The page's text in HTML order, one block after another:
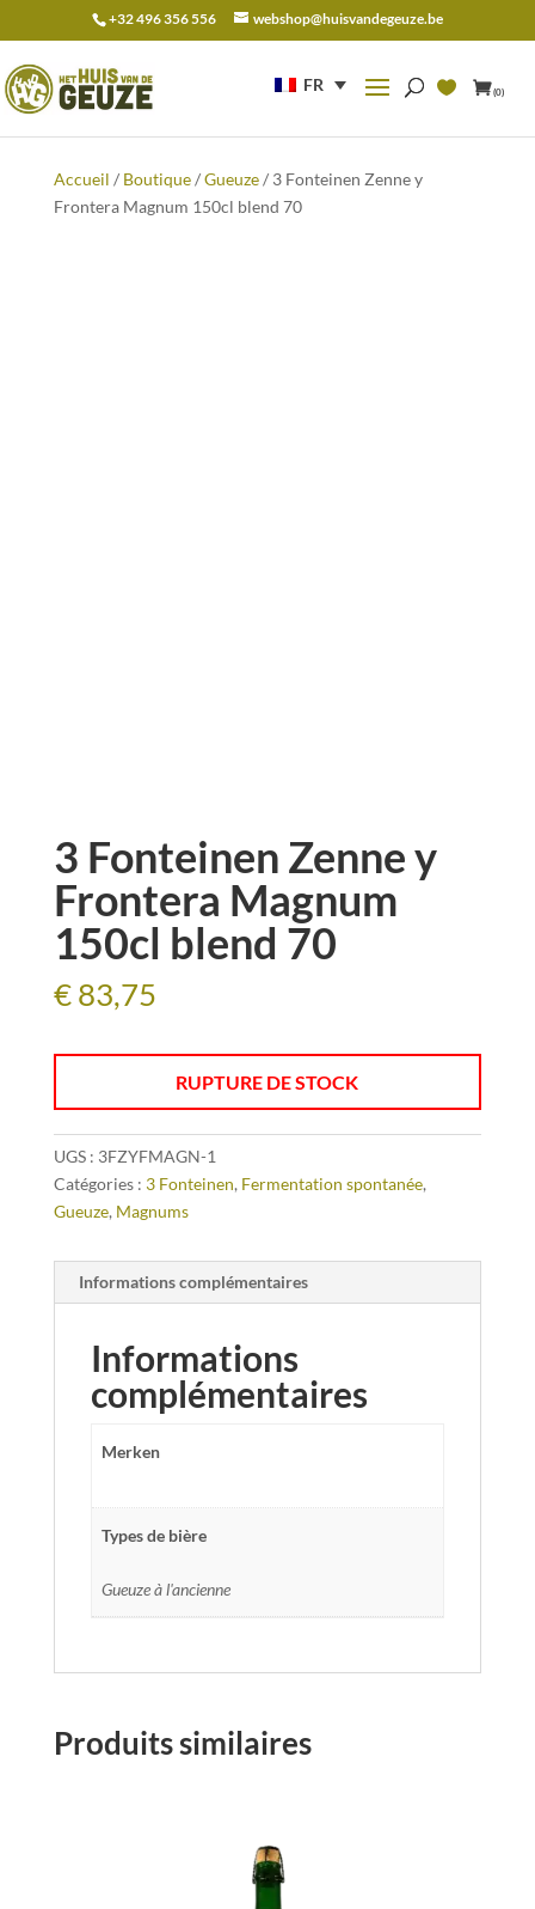
+32 496 356 556 webshop@huisvandegeuze.be
FR (0)
pour :
Accueil / Boutique/Gueuze/ 3 Fonteinen Zenne y
Frontera Magnum 150cl blend 70
3 Fonteinen Zenne y
Frontera Magnum
150cl blend 70
€83,75
RUPTURE DE STOCK
UGS : 3FZYFMAGN-1
Catégories : 3 Fonteinen, Fermentation spontanée,
Gueuze, Magnums
Informations complémentaires
Informations
complémentaires
Merken
Types de bière
Gueuze à l'ancienne
Produits similaires